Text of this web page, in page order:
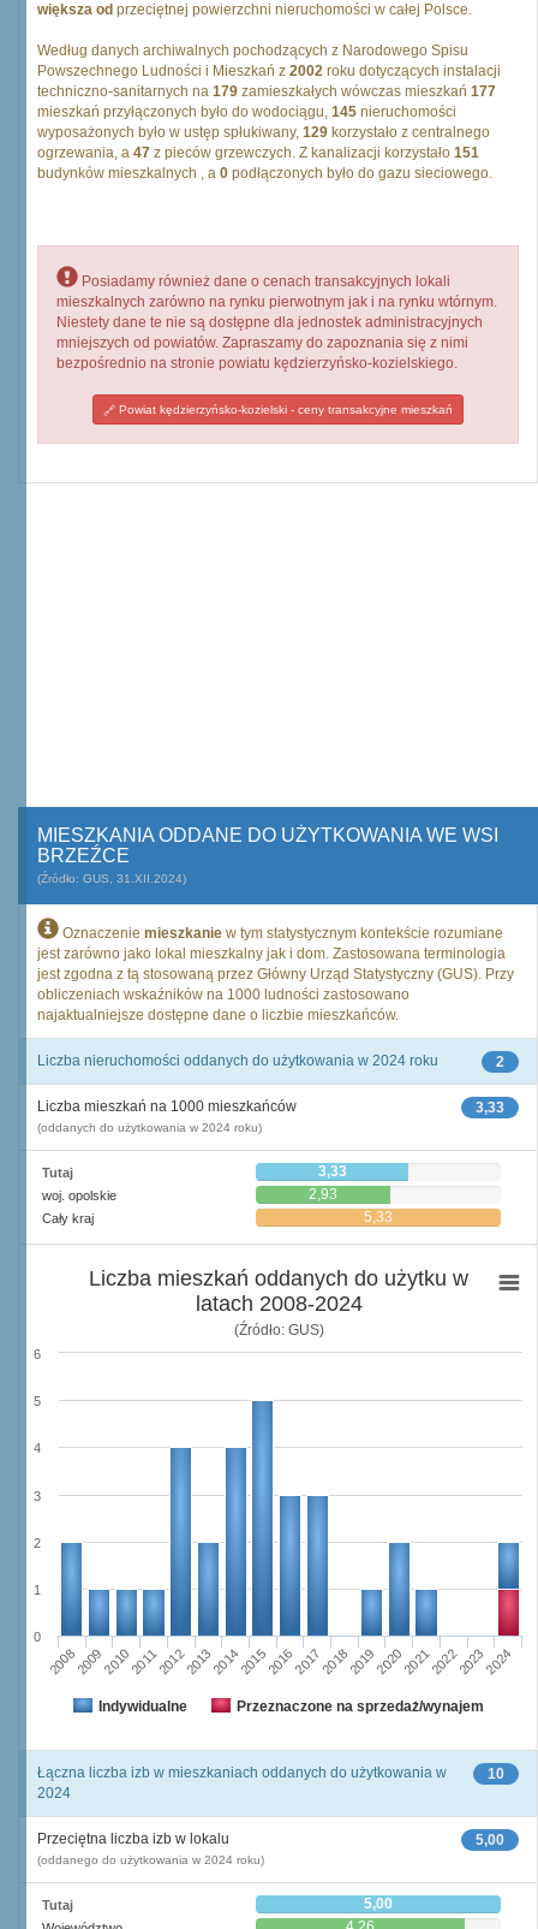
większa od przeciętnej powierzchni nieruchomości w całej Polsce.
Według danych archiwalnych pochodzących z Narodowego Spisu
Powszechnego Ludności i Mieszkań z 2002 roku dotyczących instalacji
techniczno-sanitarnych na 179 zamieszkałych wówczas mieszkań 177
mieszkań przyłączonych było do wodociągu, 145 nieruchomości
wyposażonych było w ustęp spłukiwany, 129 korzystało z centralnego
ogrzewania, a 47 z pieców grzewczych. Z kanalizacji korzystało 151
budynków mieszkalnych , a 0 podłączonych było do gazu sieciowego.
Posiadamy również dane o cenach transakcyjnych lokali
mieszkalnych zarówno na rynku pierwotnym jak i na rynku wtórnym.
Niestety dane te nie są dostępne dla jednostek administracyjnych
mniejszych od powiatów. Zapraszamy do zapoznania się z nimi
bezpośrednio na stronie powiatu kędzierzyńsko-kozielskiego.
Powiat kędzierzyńsko-kozielski - ceny transakcyjne mieszkań
MIESZKANIA ODDANE DO UŻYTKOWANIA WE WSI
BRZEŹCE
(Źródło: GUS, 31.XII.2024)
Oznaczenie mieszkanie w tym statystycznym kontekście rozumiane
jest zarówno jako lokal mieszkalny jak i dom. Zastosowana terminologia
jest zgodna z tą stosowaną przez Główny Urząd Statystyczny (GUS). Przy
obliczeniach wskaźników na 1000 ludności zastosowano
najaktualniejsze dostępne dane o liczbie mieszkańców.
2
Liczba nieruchomości oddanych do użytkowania w 2024 roku
3,33
Liczba mieszkań na 1000 mieszkańców
(oddanych do użytkowania w 2024 roku)
Tutaj 3,33
woj. opolskie 2,93
Cały kraj 5,33
Liczba mieszkań oddanych do użytku w
latach 2008-2024
(Źródło: GUS)
Indywidualne Przeznaczone na sprzedaż/wynajem
20082009201020112012201320142015201620172018201920202021202220232024
0
1
2
3
4
5
6
10
Łączna liczba izb w mieszkaniach oddanych do użytkowania w
2024
5,00
Przeciętna liczba izb w lokalu
(oddanego do użytkowania w 2024 roku)
Tutaj 5,00